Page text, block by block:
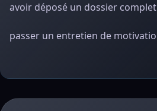
avoir déposé un dossier complet
passer un entretien de